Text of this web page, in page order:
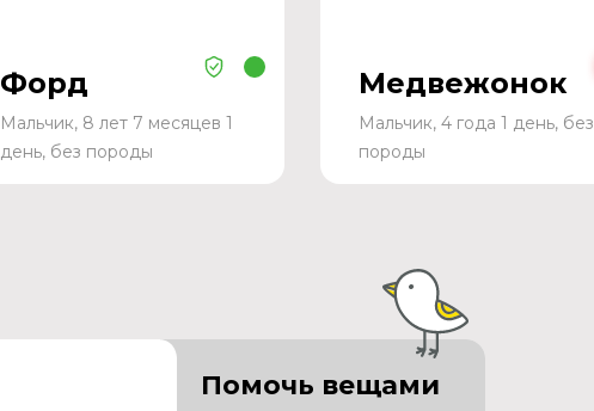
Форд
Мальчик, 8 лет 7 месяцев 1
день, без породы
Медвежонок
Мальчик, 4 года 1 день, без
породы
Помочь вещами